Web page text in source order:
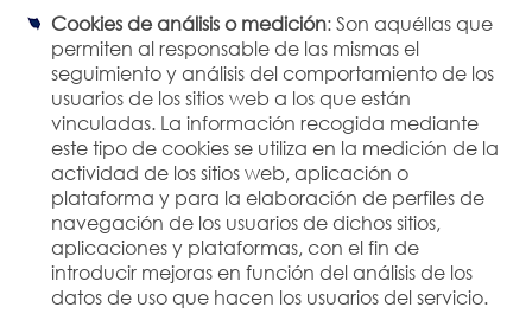
Cookies de análisis o medición: Son aquéllas que
permiten al responsable de las mismas el
seguimiento y análisis del comportamiento de los
usuarios de los sitios web a los que están
vinculadas. La información recogida mediante
este tipo de cookies se utiliza en la medición de la
actividad de los sitios web, aplicación o
plataforma y para la elaboración de perfiles de
navegación de los usuarios de dichos sitios,
aplicaciones y plataformas, con el fin de
introducir mejoras en función del análisis de los
datos de uso que hacen los usuarios del servicio.